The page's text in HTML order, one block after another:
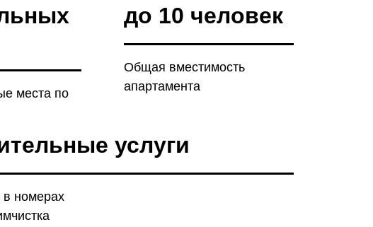
места по
до 10 человек
Общая вместимость
апартамента
услуги
номерах